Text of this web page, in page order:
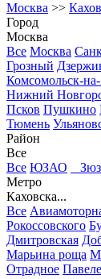
Москва >>
Город
Москва
Все Москва
Грозный
Комсомольск-
Нижний
Псков Пушкино
Тюмень
Район
Все
Все ЮЗАО
Метро
Каховска...
Все
Рокоссовского
Дмитровская
Марьина роща
Отрадное